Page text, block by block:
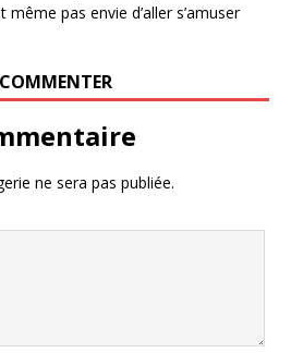
même pas envie d’aller s’amuser
ne sera pas publiée.